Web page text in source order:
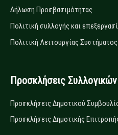
Δήλωση Προσβασιμότητας
Πολιτική συλλογής και
Πολιτική Λειτουργίας
Προσκλήσεις
Προσκλήσεις Δημοτικού
Προσκλήσεις Δημοτικής